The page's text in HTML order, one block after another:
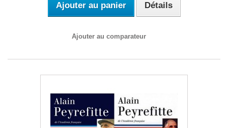
Ajouter au panier Détails
Ajouter au comparateur